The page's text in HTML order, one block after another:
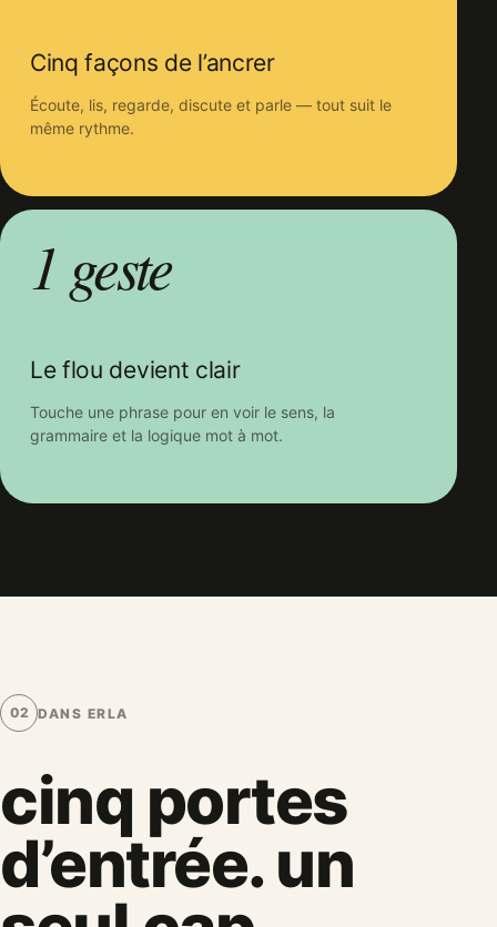
Cinq façons de l’ancrer
Écoute, lis, regarde, discute et parle — tout suit le
même rythme.
1 geste
Le flou devient clair
Touche une phrase pour en voir le sens, la
grammaire et la logique mot à mot.
02 DANS ERLA
cinq portes
d’entrée. un